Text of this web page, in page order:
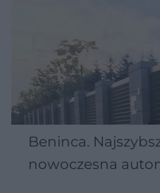
Beninca.
nowoczesna